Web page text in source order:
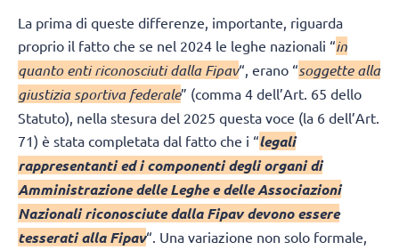
La prima di queste differenze, importante, riguarda
proprio il fatto che se nel 2024 le leghe nazionali “in
quanto enti riconosciuti dalla Fipav“, erano “soggette alla
giustizia sportiva federale” (comma 4 dell’Art. 65 dello
Statuto), nella stesura del 2025 questa voce (la 6 dell’Art.
71) è stata completata dal fatto che i “legali
rappresentanti ed i componenti degli organi di
Amministrazione delle Leghe e delle Associazioni
Nazionali riconosciute dalla Fipav devono essere
tesserati alla Fipav“. Una variazione non solo formale,